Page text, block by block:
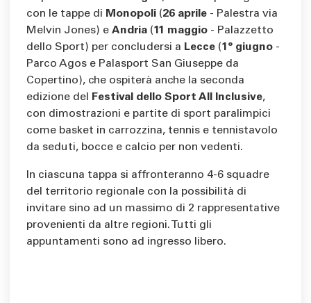
con le tappe di Monopoli (26 aprile - Palestra via
Melvin Jones) e Andria (11 maggio - Palazzetto
dello Sport) per concludersi a Lecce (1° giugno -
Parco Agos e Palasport San Giuseppe da
Copertino), che ospiterà anche la seconda
edizione del
Festival dello Sport All Inclusive,
con dimostrazioni e partite di sport paralimpici
come basket in carrozzina, tennis e tennistavolo
da seduti, bocce e calcio per non vedenti.
In ciascuna tappa si affronteranno 4-6 squadre
del territorio regionale con la possibilità di
invitare sino ad un massimo di 2 rappresentative
provenienti da altre regioni. Tutti gli
appuntamenti sono ad ingresso libero.